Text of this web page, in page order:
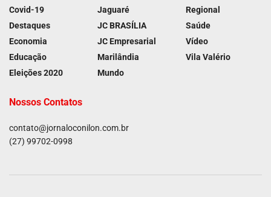
Covid-19
Destaques
Economia
Educação
Eleições 2020
Jaguaré
JC BRASÍLIA
JC Empresarial
Marilândia
Mundo
Regional
Saúde
Vídeo
Vila Valério
Nossos Contatos
contato@jornaloconilon.com.br
(27) 99702-0998